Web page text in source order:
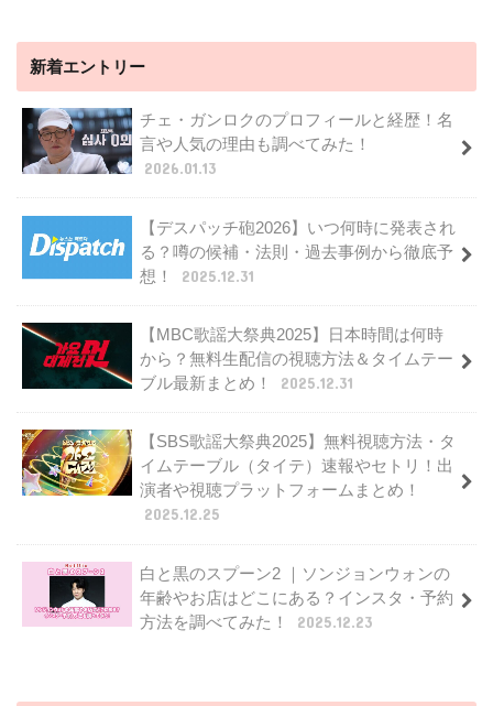
新着エントリー
チェ・ガンロクのプロフィールと経歴！名
言や人気の理由も調べてみた！
2026.01.13
【デスパッチ砲2026】いつ何時に発表され
る？噂の候補・法則・過去事例から徹底予
想！
2025.12.31
【MBC歌謡大祭典2025】日本時間は何時
から？無料生配信の視聴方法＆タイムテー
ブル最新まとめ！
2025.12.31
【SBS歌謡大祭典2025】無料視聴方法・タ
イムテーブル（タイテ）速報やセトリ！出
演者や視聴プラットフォームまとめ！
2025.12.25
白と黒のスプーン2 ｜ソンジョンウォンの
年齢やお店はどこにある？インスタ・予約
方法を調べてみた！
2025.12.23